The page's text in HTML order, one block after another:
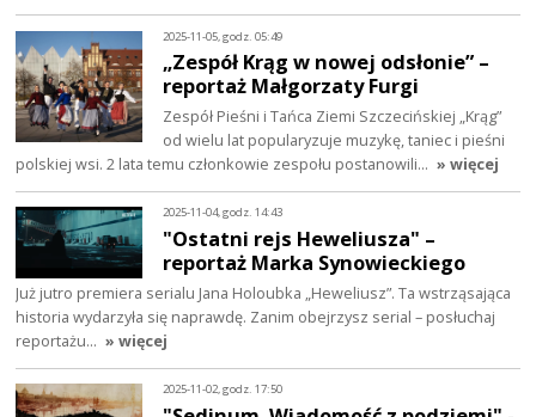
2025-11-05, godz. 05:49
„Zespół Krąg w nowej odsłonie” –
reportaż Małgorzaty Furgi
Zespół Pieśni i Tańca Ziemi Szczecińskiej „Krąg”
od wielu lat popularyzuje muzykę, taniec i pieśni
polskiej wsi. 2 lata temu członkowie zespołu postanowili… » więcej
2025-11-04, godz. 14:43
"Ostatni rejs Heweliusza" –
reportaż Marka Synowieckiego
Już jutro premiera serialu Jana Holoubka „Heweliusz”. Ta wstrząsająca
historia wydarzyła się naprawdę. Zanim obejrzysz serial – posłuchaj
reportażu… » więcej
2025-11-02, godz. 17:50